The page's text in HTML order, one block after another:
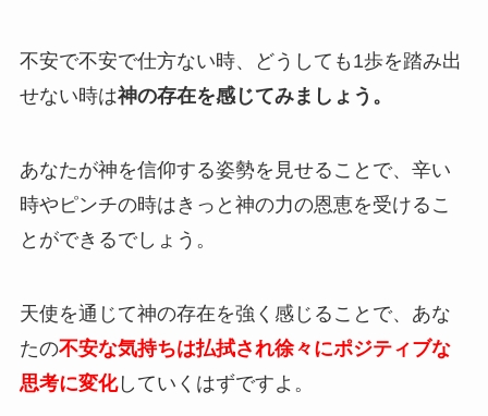
不安で不安で仕方ない時、どうしても1歩を踏み出
せない時は神の存在を感じてみましょう。
あなたが神を信仰する姿勢を見せることで、辛い
時やピンチの時はきっと神の力の恩恵を受けるこ
とができるでしょう。
天使を通じて神の存在を強く感じることで、あな
たの不安な気持ちは払拭され徐々にポジティブな
思考に変化していくはずですよ。